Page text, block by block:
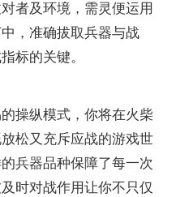
者及环境，需灵便运用
，准确拔取兵器与战
标的关键。
操纵模式，你将在火柴
松又充斥应战的游戏世
兵器品种保障了每一次
时对战作用让你不只仅